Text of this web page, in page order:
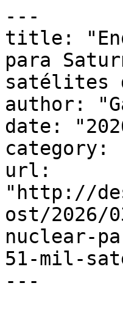
---
title:
para
satélites
author:
date:
url:
"http://
ost/2026/
nuclear-
51-mil-
---